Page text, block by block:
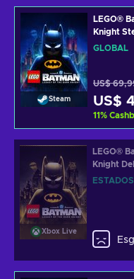
Steam
LEGO®
Knight
GLOBAL
US$
US$
11%
Xbox Live
LEGO®
Knight
(Xbox